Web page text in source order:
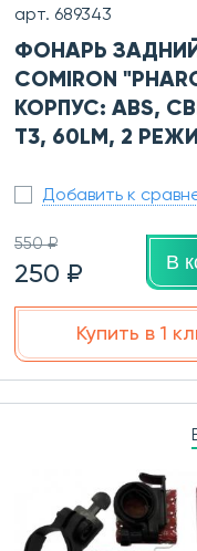
арт. 689343
ФОНАРЬ
COMIRON
КОРПУС: ABS,
T3, 60LM, 2
Добавить к
550 ₽
250 ₽ В
Купить в 1